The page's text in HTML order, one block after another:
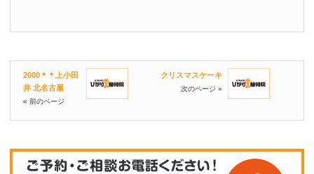
2000＊＊上小田
井 北名古屋
« 前のページ
クリスマスケーキ
次のページ »